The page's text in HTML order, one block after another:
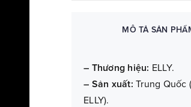
MÔ TẢ SẢN
– Thương hiệu: ELLY.
– Sản xuất: Trung Quốc
ELLY).